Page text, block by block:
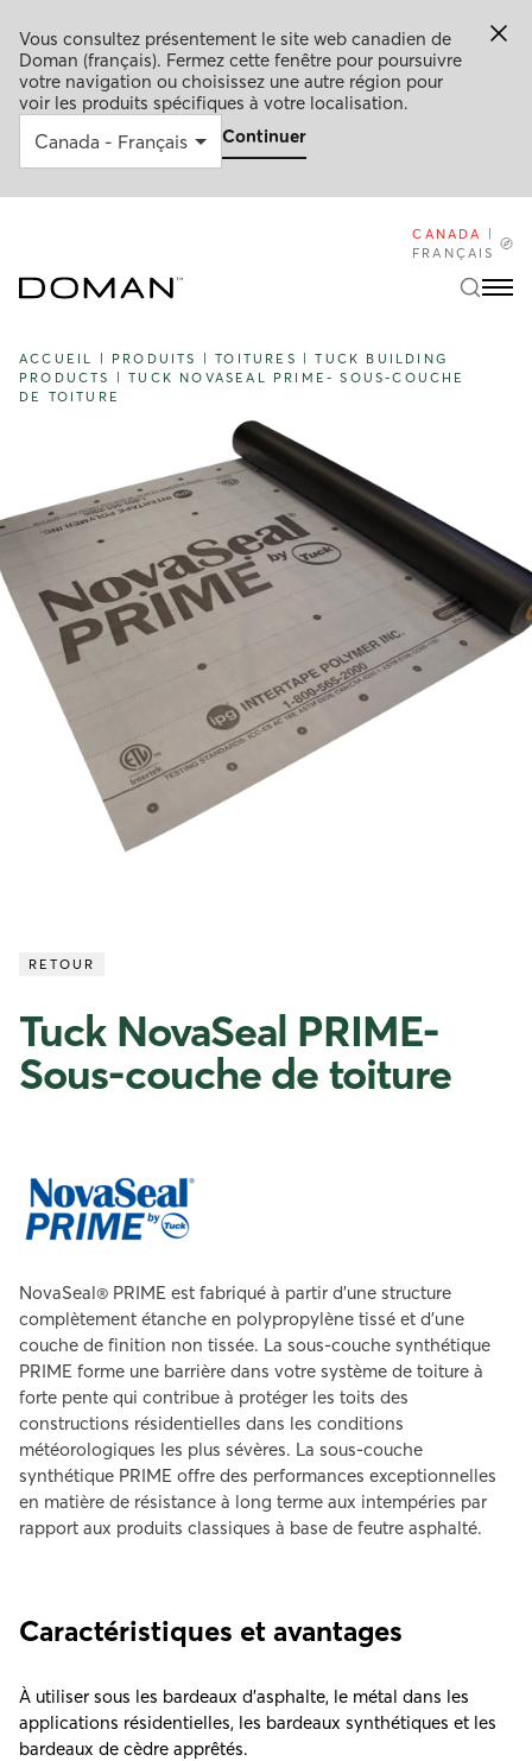
Vous consultez présentement le site web canadien de
Doman (français). Fermez cette fenêtre pour poursuivre
votre navigation ou choisissez une autre région pour
voir les produits spécifiques à votre localisation.
Continuer
CANADA
FRANÇAIS
ACCUEIL PRODUITS |TOITURES |TUCK BUILDING
PRODUCTS
|TUCK NOVASEAL PRIME- SOUS-COUCHE
DE TOITURE
RETOUR
Tuck NovaSeal PRIME-
Sous-couche de toiture
NovaSeal® PRIME est fabriqué à partir d’une structure
complètement étanche en polypropylène tissé et d’une
couche de finition non tissée. La sous-couche synthétique
PRIME forme une barrière dans votre système de toiture à
forte pente qui contribue à protéger les toits des
constructions résidentielles dans les conditions
météorologiques les plus sévères. La sous-couche
synthétique PRIME offre des performances exceptionnelles
en matière de résistance à long terme aux intempéries par
rapport aux produits classiques à base de feutre asphalté.
Caractéristiques et avantages
À utiliser sous les bardeaux d’asphalte, le métal dans les
applications résidentielles, les bardeaux synthétiques et les
bardeaux de cèdre apprêtés.